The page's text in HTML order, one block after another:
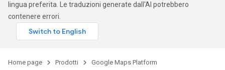
lingua preferita. Le traduzioni generate dall'AI potrebbero
contenere errori.
Home page Prodotti
Google Maps Platform